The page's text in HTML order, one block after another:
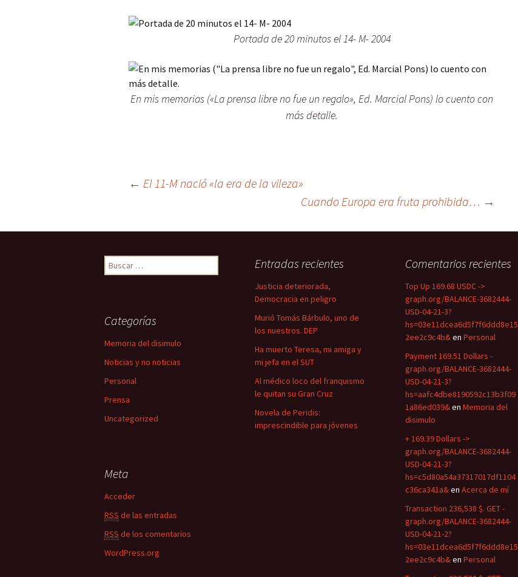
Portada de 20 minutos el 14- M- 2004
En mis memorias («La prensa libre no fue un regalo», Ed. Marcial Pons) lo cuento con
más detalle.
← El 11-M nació «la era de la vileza»
Cuando Europa era fruta prohibida… →
B
u
r
:
Entradas recientes
Justicia deteriorada,
Democracia en peligro
Murió Tomás Bárbulo, uno de
los nuestros. DEP
Ha muerto Teresa, mi amiga y
mi jefa en el SUT
Al médico loco del franquismo
le quitan su Gran Cruz
Novela de Peridis:
imprescindible para jóvenes
Comentarios recientes
Top Up 169.68 USDC ->
graph.org/BALANCE-3682444-
USD-04-21-3?
hs=03e11dcea6d5f7f6ddd8e15
2ee2c9c4b&en Personal
Payment 169.51 Dollars -
graph.org/BALANCE-3682444-
USD-04-21-3?
hs=aafc4dbe8190592c13b3f09
1a86ed039&en Memoria del
disimulo
+ 169.39 Dollars ->
graph.org/BALANCE-3682444-
USD-04-21-3?
hs=c5d80a54a37317017df1104
c36ca341a&en Acerca de mí
Transaction 236,538 $. GET -
graph.org/BALANCE-3682444-
USD-04-21-2?
hs=03e11dcea6d5f7f6ddd8e15
2ee2c9c4b&en Personal
Categorías
Memoria del disimulo
Noticias y no noticias
Personal
Prensa
Uncategorized
Meta
Acceder
RSS de las entradas
RSS de los comentarios
WordPress.org